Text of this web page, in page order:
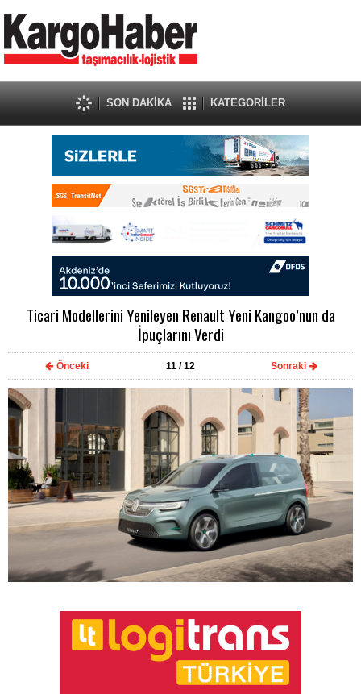
SON DAKİKA KATEGORİLER
Ticari Modellerini Yenileyen Renault Yeni Kangoo’nun da
İpuçlarını Verdi
Önceki 11/ 12 Sonraki